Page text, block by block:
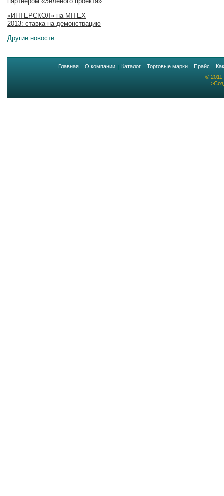
«ИНТЕРСКОЛ» на MITEX
2013: ставка на демонстрацию
Другие новости
Главная О компании Каталог Торговые марки Прайс
©